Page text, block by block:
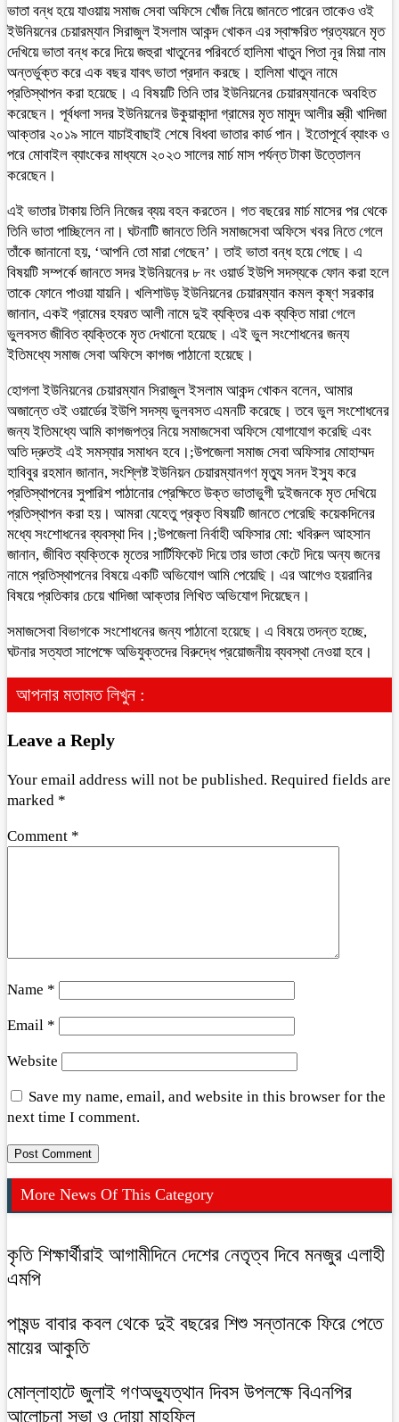
ভাতা বন্ধ হয়ে যাওয়ায় সমাজ সেবা অফিসে খোঁজ নিয়ে জানতে পারেন তাকেও ওই
ইউনিয়নের চেয়ারম্যান সিরাজুল ইসলাম আকন্দ খোকন এর স্বাক্ষরিত প্রত্যয়নে মৃত
দেখিয়ে ভাতা বন্ধ করে দিয়ে জহুরা খাতুনের পরিবর্তে হালিমা খাতুন পিতা নূর মিয়া নাম
অন্তর্ভুক্ত করে এক বছর যাবৎ ভাতা প্রদান করছে। হালিমা খাতুন নামে
প্রতিস্থাপন করা হয়েছে। এ বিষয়টি তিনি তার ইউনিয়নের চেয়ারম্যানকে অবহিত
করেছেন। পূর্বধলা সদর ইউনিয়নের উকুয়াকান্দা গ্রামের মৃত মামুদ আলীর স্ত্রী খাদিজা
আক্তার ২০১৯ সালে যাচাইবাছাই শেষে বিধবা ভাতার কার্ড পান। ইতোপূর্বে ব্যাংক ও
পরে মোবাইল ব্যাংকের মাধ্যমে ২০২৩ সালের মার্চ মাস পর্যন্ত টাকা উত্তোলন
করেছেন।
এই ভাতার টাকায় তিনি নিজের ব্যয় বহন করতেন। গত বছরের মার্চ মাসের পর থেকে
তিনি ভাতা পাচ্ছিলেন না। ঘটনাটি জানতে তিনি সমাজসেবা অফিসে খবর নিতে গেলে
তাঁকে জানানো হয়, ‘আপনি তো মারা গেছেন’। তাই ভাতা বন্ধ হয়ে গেছে। এ
বিষয়টি সম্পর্কে জানতে সদর ইউনিয়নের ৮ নং ওয়ার্ড ইউপি সদস্যকে ফোন করা হলে
তাকে ফোনে পাওয়া যায়নি। খলিশাউড় ইউনিয়নের চেয়ারম্যান কমল কৃষ্ণ সরকার
জানান, একই গ্রামের হযরত আলী নামে দুই ব্যক্তির এক ব্যক্তি মারা গেলে
ভুলবসত জীবিত ব্যক্তিকে মৃত দেখানো হয়েছে। এই ভুল সংশোধনের জন্য
ইতিমধ্যে সমাজ সেবা অফিসে কাগজ পাঠানো হয়েছে।
হোগলা ইউনিয়নের চেয়ারম্যান সিরাজুল ইসলাম আকন্দ খোকন বলেন, আমার
অজান্তে ওই ওয়ার্ডের ইউপি সদস্য ভুলবসত এমনটি করেছে। তবে ভুল সংশোধনের
জন্য ইতিমধ্যে আমি কাগজপত্র নিয়ে সমাজসেবা অফিসে যোগাযোগ করেছি এবং
অতি দ্রুতই এই সমস্যার সমাধন হবে।;উপজেলা সমাজ সেবা অফিসার মোহাম্মদ
হাবিবুর রহমান জানান, সংশ্লিষ্ট ইউনিয়ন চেয়ারম্যানগণ মৃত্যু সনদ ইস্যু করে
প্রতিস্থাপনের সুপারিশ পাঠানোর প্রেক্ষিতে উক্ত ভাতাভুগী দুইজনকে মৃত দেখিয়ে
প্রতিস্থাপন করা হয়। আমরা যেহেতু প্রকৃত বিষয়টি জানতে পেরেছি কয়েকদিনের
মধ্যে সংশোধনের ব্যবস্থা দিব।;উপজেলা নির্বাহী অফিসার মো: খবিরুল আহসান
জানান, জীবিত ব্যক্তিকে মৃতের সার্টিফিকেট দিয়ে তার ভাতা কেটে দিয়ে অন্য জনের
নামে প্রতিস্থাপনের বিষয়ে একটি অভিযোগ আমি পেয়েছি। এর আগেও হয়রানির
বিষয়ে প্রতিকার চেয়ে খাদিজা আক্তার লিখিত অভিযোগ দিয়েছেন।
সমাজসেবা বিভাগকে সংশোধনের জন্য পাঠানো হয়েছে। এ বিষয়ে তদন্ত হচ্ছে,
ঘটনার সত্যতা সাপেক্ষে অভিযুক্তদের বিরুদ্ধে প্রয়োজনীয় ব্যবস্থা নেওয়া হবে।
আপনার মতামত লিখুন :
Leave a Reply
Your email address will not be published. Required fields are
marked *
Comment *
Name *
Email *
Website
Save my name, email, and website in this browser for the
next time I comment.
More News Of This Category
কৃতি শিক্ষার্থীরাই আগামীদিনে দেশের নেতৃত্ব দিবে মনজুর এলাহী
এমপি
পাষন্ড বাবার কবল থেকে দুই বছরের শিশু সন্তানকে ফিরে পেতে
মায়ের আকুতি
মোল্লাহাটে জুলাই গণঅভ্যুত্থান দিবস উপলক্ষে বিএনপির
আলোচনা সভা ও দোয়া মাহফিল